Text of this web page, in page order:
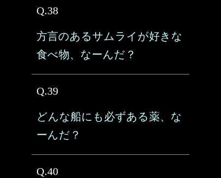
Q.38
方言のあるサムライが好きな
食べ物、なーんだ？
Q.39
どんな船にも必ずある薬、な
ーんだ？
Q.40